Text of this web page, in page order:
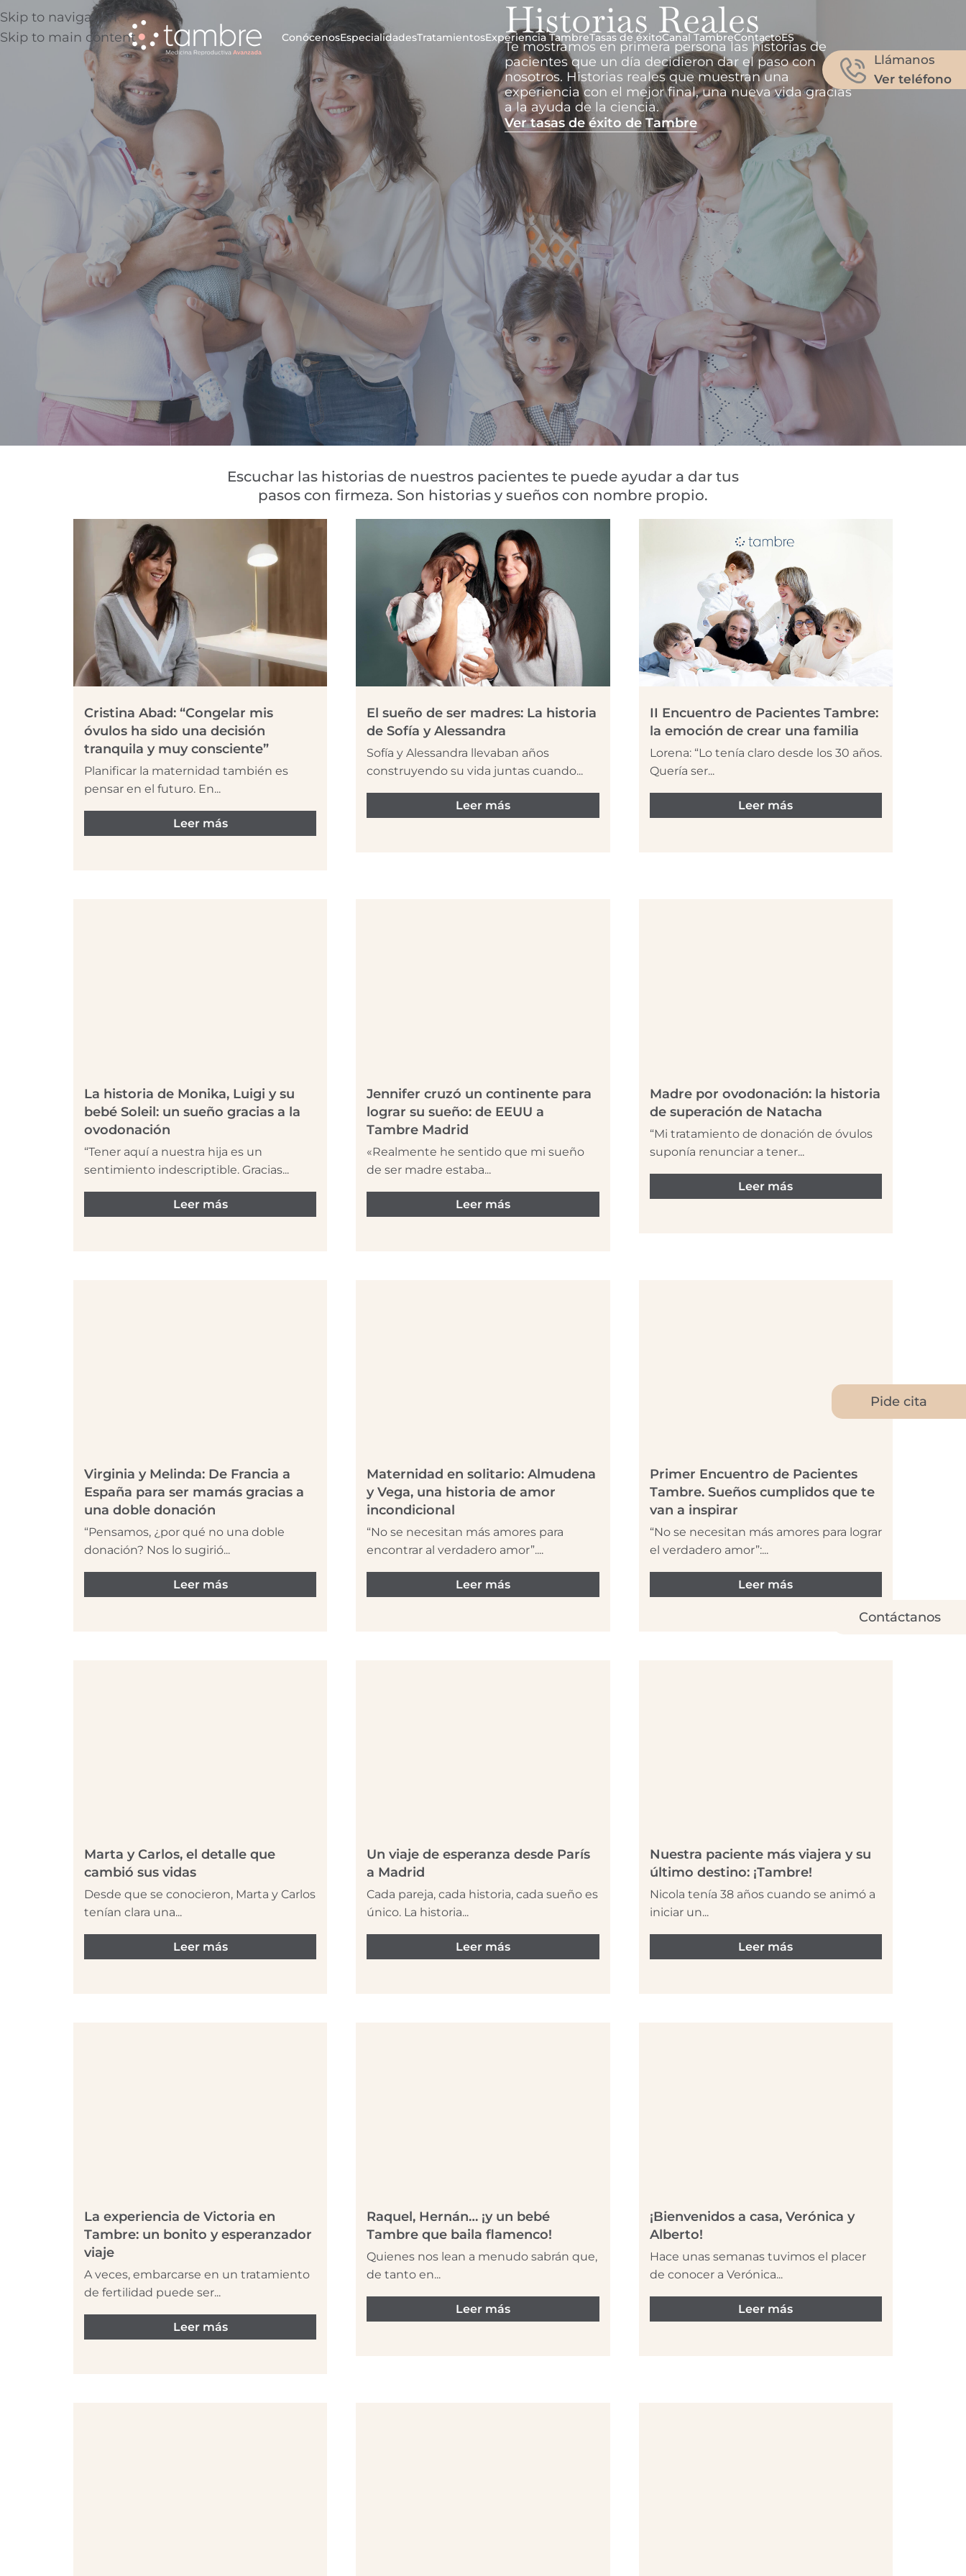
Skip to navigation
Skip to main content
ConócenosEspecialidadesTratamientosExperiencia TambreTasas de éxitoCanal TambreContactoES
Llámanos
Ver teléfono
Historias Reales
Te mostramos en primera persona las historias de
pacientes que un día decidieron dar el paso con
nosotros. Historias reales que muestran una
experiencia con el mejor final, una nueva vida gracias
a la ayuda de la ciencia.
Ver tasas de éxito de Tambre
Escuchar las historias de nuestros pacientes te puede ayudar a dar tus
pasos con firmeza. Son historias y sueños con nombre propio.
Cristina Abad: “Congelar mis
óvulos ha sido una decisión
tranquila y muy consciente”
Planificar la maternidad también es
pensar en el futuro. En...
Leer más
El sueño de ser madres: La historia
de Sofía y Alessandra
Sofía y Alessandra llevaban años
construyendo su vida juntas cuando...
Leer más
II Encuentro de Pacientes Tambre:
la emoción de crear una familia
Lorena: “Lo tenía claro desde los 30 años.
Quería ser...
Leer más
La historia de Monika, Luigi y su
bebé Soleil: un sueño gracias a la
ovodonación
“Tener aquí a nuestra hija es un
sentimiento indescriptible. Gracias...
Leer más
Jennifer cruzó un continente para
lograr su sueño: de EEUU a
Tambre Madrid
«Realmente he sentido que mi sueño
de ser madre estaba...
Leer más
Madre por ovodonación: la historia
de superación de Natacha
“Mi tratamiento de donación de óvulos
suponía renunciar a tener...
Leer más
Virginia y Melinda: De Francia a
España para ser mamás gracias a
una doble donación
“Pensamos, ¿por qué no una doble
donación? Nos lo sugirió...
Leer más
Maternidad en solitario: Almudena
y Vega, una historia de amor
incondicional
“No se necesitan más amores para
encontrar al verdadero amor”....
Leer más
Primer Encuentro de Pacientes
Tambre. Sueños cumplidos que te
van a inspirar
“No se necesitan más amores para lograr
el verdadero amor”:...
Leer más
Marta y Carlos, el detalle que
cambió sus vidas
Desde que se conocieron, Marta y Carlos
tenían clara una...
Leer más
Un viaje de esperanza desde París
a Madrid
Cada pareja, cada historia, cada sueño es
único. La historia...
Leer más
Nuestra paciente más viajera y su
último destino: ¡Tambre!
Nicola tenía 38 años cuando se animó a
iniciar un...
Leer más
La experiencia de Victoria en
Tambre: un bonito y esperanzador
viaje
A veces, embarcarse en un tratamiento
de fertilidad puede ser...
Leer más
Raquel, Hernán… ¡y un bebé
Tambre que baila flamenco!
Quienes nos lean a menudo sabrán que,
de tanto en...
Leer más
¡Bienvenidos a casa, Verónica y
Alberto!
Hace unas semanas tuvimos el placer
de conocer a Verónica...
Leer más
Pide cita
Contáctanos